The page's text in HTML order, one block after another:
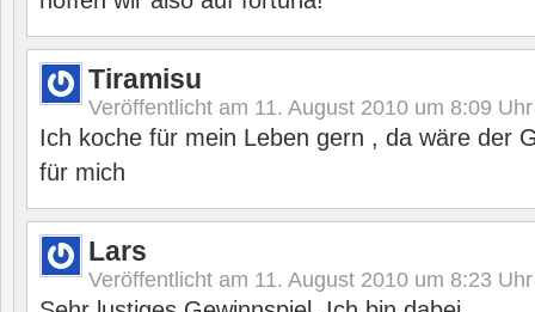
Tiramisu
Veröffentlicht am 11. August 2010 um 8:09 Uhr
Ich koche für mein Leben gern , da wäre der
für mich
Lars
Veröffentlicht am 11. August 2010 um 8:23 Uhr